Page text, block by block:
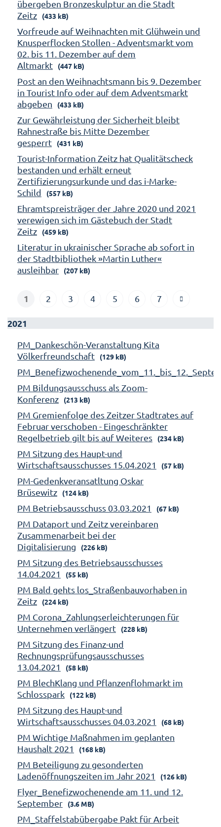
übergeben Bronzeskulptur an die Stadt
Zeitz
(433 kB)
Vorfreude auf Weihnachten mit Glühwein und
Knusperflocken Stollen - Adventsmarkt vom
02. bis 11. Dezember auf dem
Altmarkt
(447 kB)
Post an den Weihnachtsmann bis 9. Dezember
in Tourist Info oder auf dem Adventsmarkt
abgeben
(433 kB)
Zur Gewährleistung der Sicherheit bleibt
Rahnestraße bis Mitte Dezember
gesperrt
(431 kB)
Tourist-Information Zeitz hat Qualitätscheck
bestanden und erhält erneut
Zertifizierungsurkunde und das i-Marke-
Schild
(557 kB)
Ehramtspreisträger der Jahre 2020 und 2021
verewigen sich im Gästebuch der Stadt
Zeitz
(459 kB)
Literatur in ukrainischer Sprache ab sofort in
der Stadtbibliothek »Martin Luther«
ausleihbar
(207 kB)
1 2 3 4 5 6 7
2021
PM_Dankeschön-Veranstaltung Kita
Völkerfreundschaft
(129 kB)
PM Bildungsausschuss als Zoom-
Konferenz
(213 kB)
PM Gremienfolge des Zeitzer Stadtrates auf
Februar verschoben - Eingeschränkter
Regelbetrieb gilt bis auf Weiteres
(234 kB)
PM Sitzung des Haupt-und
Wirtschaftsausschusses 15.04.2021
(57 kB)
PM-Gedenkveransatltung Oskar
Brüsewitz
(124 kB)
PM Betriebsausschuss 03.03.2021 (67 kB)
PM Dataport und Zeitz vereinbaren
Zusammenarbeit bei der
Digitalisierung
(226 kB)
PM Sitzung des Betriebsausschusses
14.04.2021
(55 kB)
PM Bald gehts los_Straßenbauvorhaben in
Zeitz
(224 kB)
PM Corona_Zahlungserleichterungen für
Unternehmen verlängert
(228 kB)
PM Sitzung des Finanz-und
Rechnungsprüfungsausschusses
13.04.2021
(58 kB)
PM BlechKlang und Pflanzenflohmarkt im
Schlosspark
(122 kB)
PM Sitzung des Haupt-und
Wirtschaftsausschusses 04.03.2021
(68 kB)
PM Wichtige Maßnahmen im geplanten
Haushalt 2021
(168 kB)
PM Beteiligung zu gesonderten
Ladenöffnungszeiten im Jahr 2021
(126 kB)
Flyer_Benefizwochenende am 11. und 12.
September
(3.6 MB)
PM_Staffelstabübergabe Pakt für Arbeit